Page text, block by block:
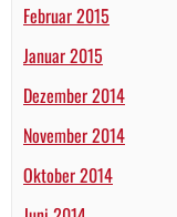
Februar 2015
Januar 2015
Dezember 2014
November 2014
Oktober 2014